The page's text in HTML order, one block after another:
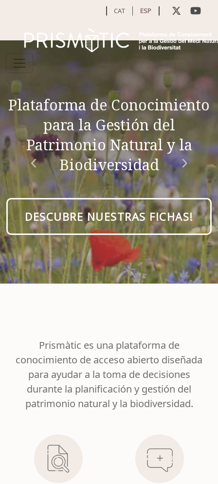
CAT ESP
Plataforma de Conocimiento
para la Gestión del
Patrimonio Natural y la
Biodiversidad
DESCUBRE NUESTRAS FICHAS!
Prismàtic es una plataforma de
conocimiento de acceso abierto diseñada
para ayudar a la toma de decisiones
durante la planificación y gestión del
patrimonio natural y la biodiversidad.